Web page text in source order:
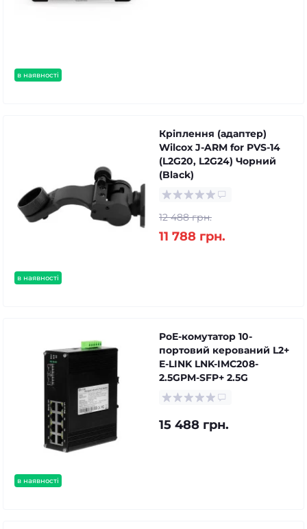
в наявності
в наявності
Кріплення (адаптер)
Wilcox J-ARM for PVS-14
(L2G20, L2G24) Чорний
(Black)
12 488 грн.
11 788 грн.
в наявності
PoE-комутатор 10-
портовий керований L2+
E-LINK LNK-IMC208-
2.5GPM-SFP+ 2.5G
15 488 грн.